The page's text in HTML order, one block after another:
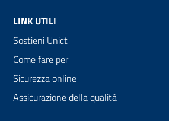
LINK UTILI
Sostieni Unict
Come fare per
Sicurezza online
Assicurazione della qualità